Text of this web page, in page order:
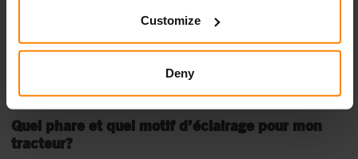
Customize
Deny
Nos feux de travail à LED pour tracteurs sont faciles à
monter à l’aide d’un support, par montage arrière ou sur
connecteur étanche sont fournis. C’est aussi simple que
ça !
Quel phare et quel motif d’éclairage pour mon
tracteur?